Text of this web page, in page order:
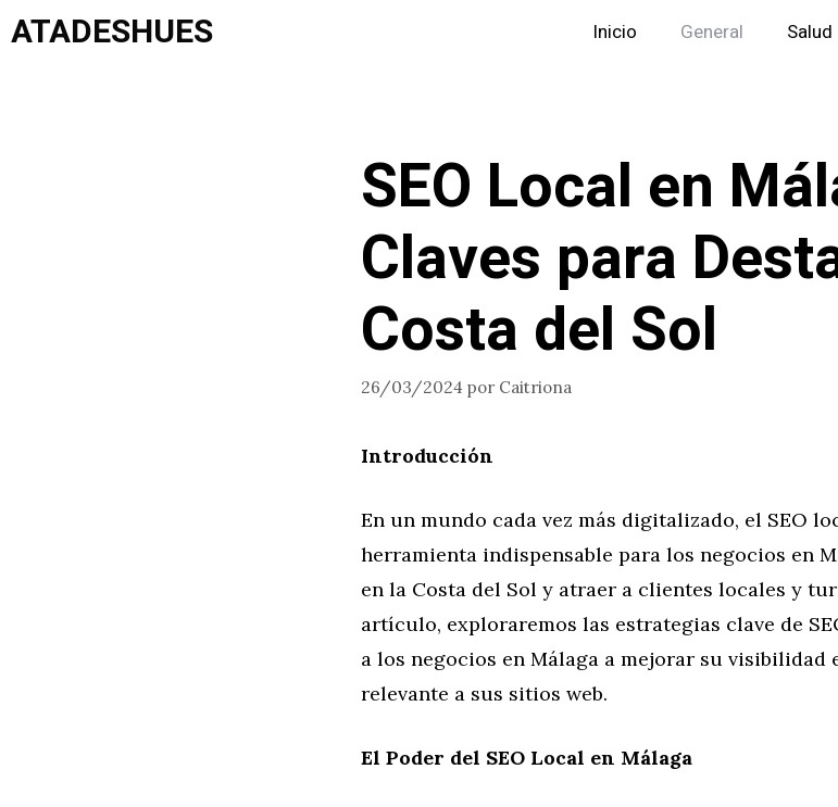
Saltar
alATADESHUES Inicio General Salud
SEO Local en
Claves para
Costa del Sol
26/03/2024 por Caitriona
Introducción
En un mundo cada vez más digitalizado, el SEO
herramienta indispensable para los negocios en
en la Costa del Sol y atraer a clientes locales y
artículo, exploraremos las estrategias clave de
a los negocios en Málaga a mejorar su visibilidad
relevante a sus sitios web.
El Poder del SEO Local en Málaga